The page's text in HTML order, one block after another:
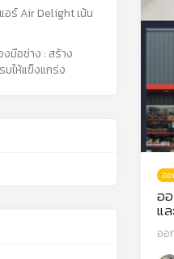
อ
อ
แ
ออ
อร์ Air Delight เน้น
งมือช่าง : สร้าง
ให้แข็งแกร่ง